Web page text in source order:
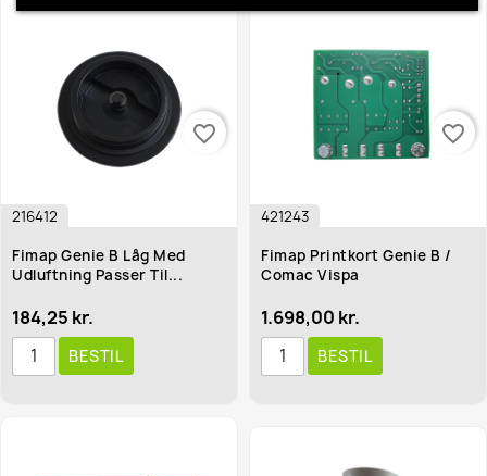
216412
Fimap Genie B Låg Med
Udluftning Passer Til...
184,25 kr.
BESTIL
favorite_border
421243
Fimap Printkort Genie B /
Comac Vispa
1.698,00 kr.
BESTIL
favorite_border